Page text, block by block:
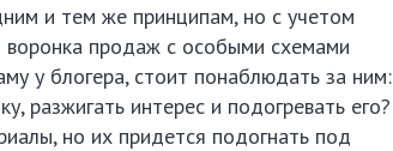
и тем же принципам, но с учетом
продаж с особыми схемами
у блогера, стоит понаблюдать за ним:
разжигать интерес и подогревать его?
но их придется подогнать под